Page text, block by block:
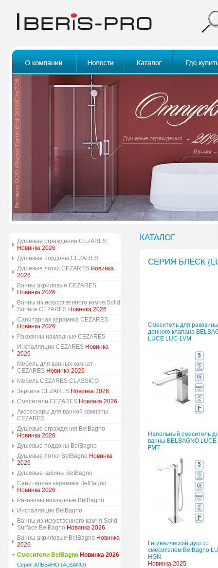
Душевые ограждения CEZARES
Новинка 2026
Душевые поддоны CEZARES
Душевые лотки CEZARES Новинка
2026
Ванны акриловые CEZARES
Новинка 2026
Ванны из искусственного камня Solid
Surface CEZARES Новинка 2026
Санитарная керамика CEZARES
Новинка 2026
Раковины накладные CEZARES
Инсталляции CEZARES Новинка
2026
Мебель для ванных комнат
CEZARES Новинка 2026
Мебель CEZARES CLASSICO
Зеркала CEZARES Новинка 2026
Смесители CEZARES Новинка 2026
Аксессуары для ванной комнаты
CEZARES
Душевые ограждения BelBagno
Новинка 2026
Душевые поддоны BelBagno
Душевые лотки BelBagno Новинка
2026
Душевые кабины BelBagno
Санитарная керамика BelBagno
Новинка 2026
Раковины накладные BelBagno
Инсталляции BelBagno
Ванны из искуственного камня Solid
Surface BelBagno Новинка 2026
Ванны акриловые BelBagno Новинка
2026
Смесители BelBagno Новинка 2026
Серия АЛЬБАНО (ALBANO)
КАТАЛОГ
СЕРИЯ БЛЕСК
Смеситель для
донного клапана
LUCE LUC-LVM
Напольный смеситель
ванны BELBAGNO LUCE
FMT
Гигиенический душ со
смесителем BelBagno
HGN
Новинка 2025